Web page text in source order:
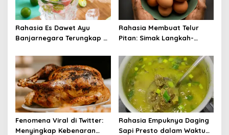
Rahasia Es Dawet Ayu
Banjarnegara Terungkap di
Rahasia Membuat Telur
Pitan: Simak Langkah-
Panduannya
Fenomena Viral di Twitter:
Menyingkap Kebenaran
Rahasia Empuknya Daging
Sapi Presto dalam Waktu